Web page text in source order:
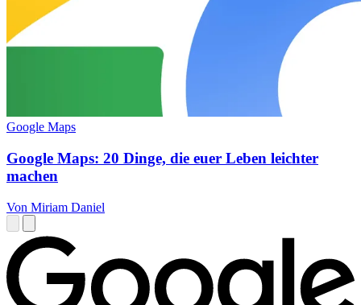
Google Maps
Google Maps: 20 Dinge, die euer Leben leichter
machen
Von Miriam Daniel